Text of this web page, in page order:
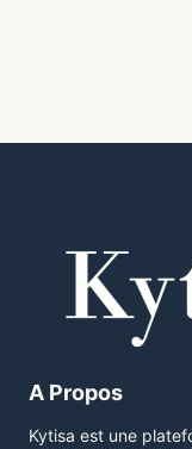
A Propos
Kytisa est une